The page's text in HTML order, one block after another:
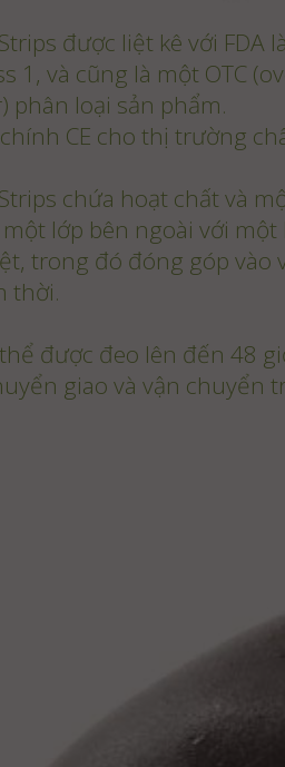
được liệt kê với FDA
1, và cũng là một OTC
phân loại sản phẩm.
CE cho thị trường
chứa hoạt chất và
lớp bên ngoài với
trong đó đóng góp vào
thời.
thể được đeo lên đến 48
giao và vận chuyển